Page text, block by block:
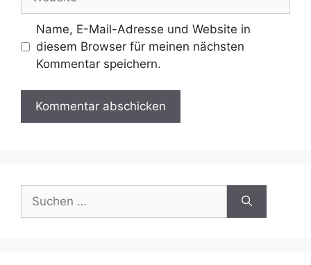
Name, E-Mail-Adresse und Website in
diesem Browser für meinen nächsten
Kommentar speichern.
Suchen
nach: